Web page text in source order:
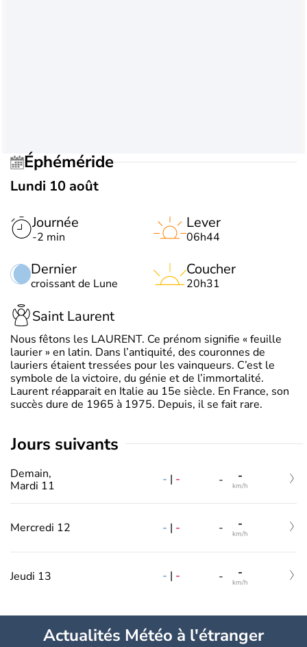
Éphéméride
Lundi 10 août
Journée
-2 min
Dernier
croissant de Lune
Lever
06h44
Coucher
20h31
Saint Laurent
Nous fêtons les LAURENT. Ce prénom signifie « feuille
laurier » en latin. Dans l’antiquité, des couronnes de
lauriers étaient tressées pour les vainqueurs. C’est le
symbole de la victoire, du génie et de l’immortalité.
Laurent réapparait en Italie au 15e siècle. En France, son
succès dure de 1965 à 1975. Depuis, il se fait rare.
jours suivants
Demain,
Mardi 11
- | - - -
km/h
Mercredi 12 - | - - -
km/h
Jeudi 13 - | - - -
km/h
Actualités Météo à l'étranger